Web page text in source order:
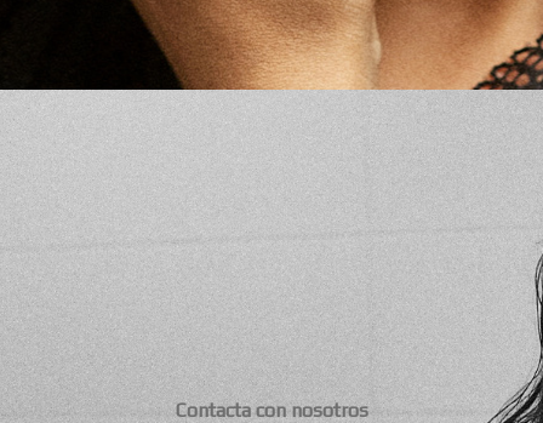
Contacta con nosotros